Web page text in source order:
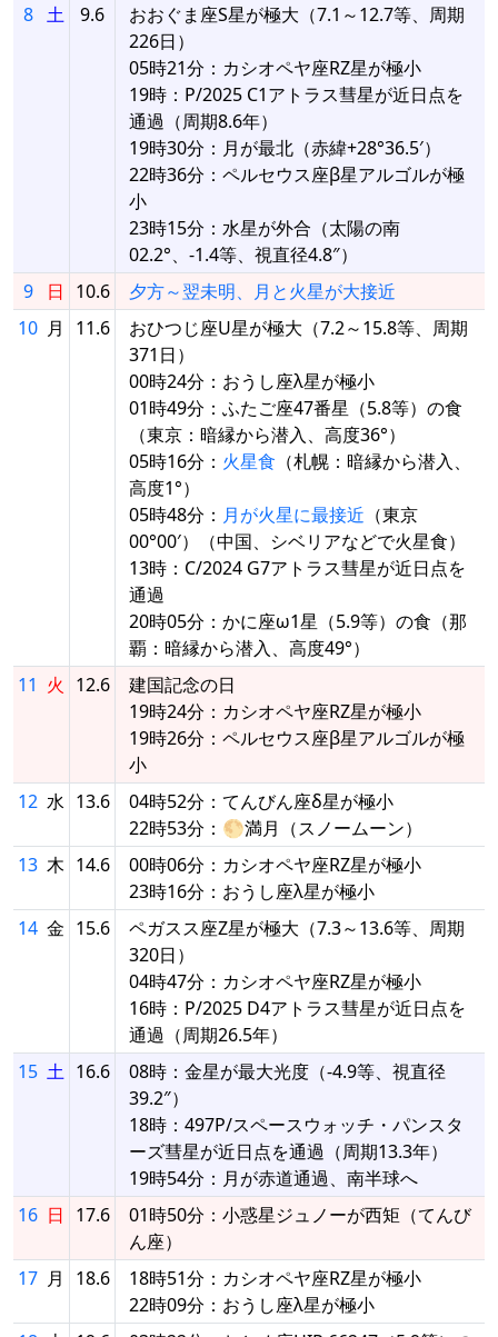
8 土 9.6
おおぐま座S星が極大（7.1～12.7等、周期
226日）
05時21分：カシオペヤ座RZ星が極小
19時：P/2025 C1アトラス彗星が近日点を
通過（周期8.6年）
19時30分：月が最北（赤緯+28°36.5′）
22時36分：ペルセウス座β星アルゴルが極
小
23時15分：水星が外合（太陽の南
02.2°、-1.4等、視直径4.8″）
9
日 10.6
夕方～翌未明、月と火星が大接近
10 月 11.6
おひつじ座U星が極大（7.2～15.8等、周期
371日）
00時24分：おうし座λ星が極小
01時49分：ふたご座47番星（5.8等）の食
（東京：暗縁から潜入、高度36°）
05時16分： 火星食 （札幌：暗縁から潜入、
高度1°）
05時48分： 月が火星に最接近 （東京
00°00′）（中国、シベリアなどで火星食）
13時：C/2024 G7アトラス彗星が近日点を
通過
20時05分：かに座ω1星（5.9等）の食（那
覇：暗縁から潜入、高度49°）
11 火 12.6
建国記念の日
19時24分：カシオペヤ座RZ星が極小
19時26分：ペルセウス座β星アルゴルが極
小
12 水 13.6
04時52分：てんびん座δ星が極小
22時53分：🌕満月（スノームーン）
13 木 14.6
00時06分：カシオペヤ座RZ星が極小
23時16分：おうし座λ星が極小
14 金 15.6
ペガスス座Z星が極大（7.3～13.6等、周期
320日）
04時47分：カシオペヤ座RZ星が極小
16時：P/2025 D4アトラス彗星が近日点を
通過（周期26.5年）
15 土 16.6
08時：金星が最大光度（-4.9等、視直径
39.2″）
18時：497P/スペースウォッチ・パンスタ
ーズ彗星が近日点を通過（周期13.3年）
19時54分：月が赤道通過、南半球へ
16 日 17.6
01時50分：小惑星ジュノーが西矩（てんび
ん座）
17 月 18.6
18時51分：カシオペヤ座RZ星が極小
22時09分：おうし座λ星が極小